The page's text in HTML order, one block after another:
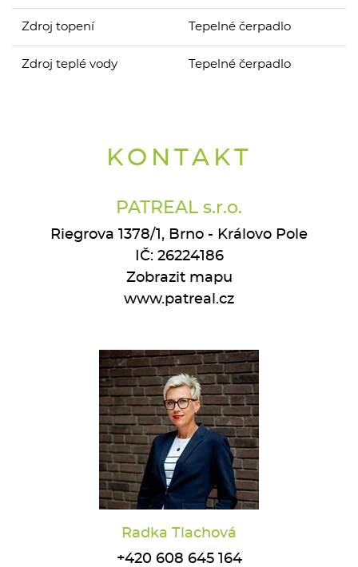
Zdroj topení Tepelné čerpadlo
Zdroj teplé vody Tepelné čerpadlo
KONTAKT
PATREAL s.r.o.
Riegrova 1378/1, Brno - Královo Pole
IČ: 26224186
Zobrazit mapu
www.patreal.cz
Radka Tlachová
+420 608 645 164